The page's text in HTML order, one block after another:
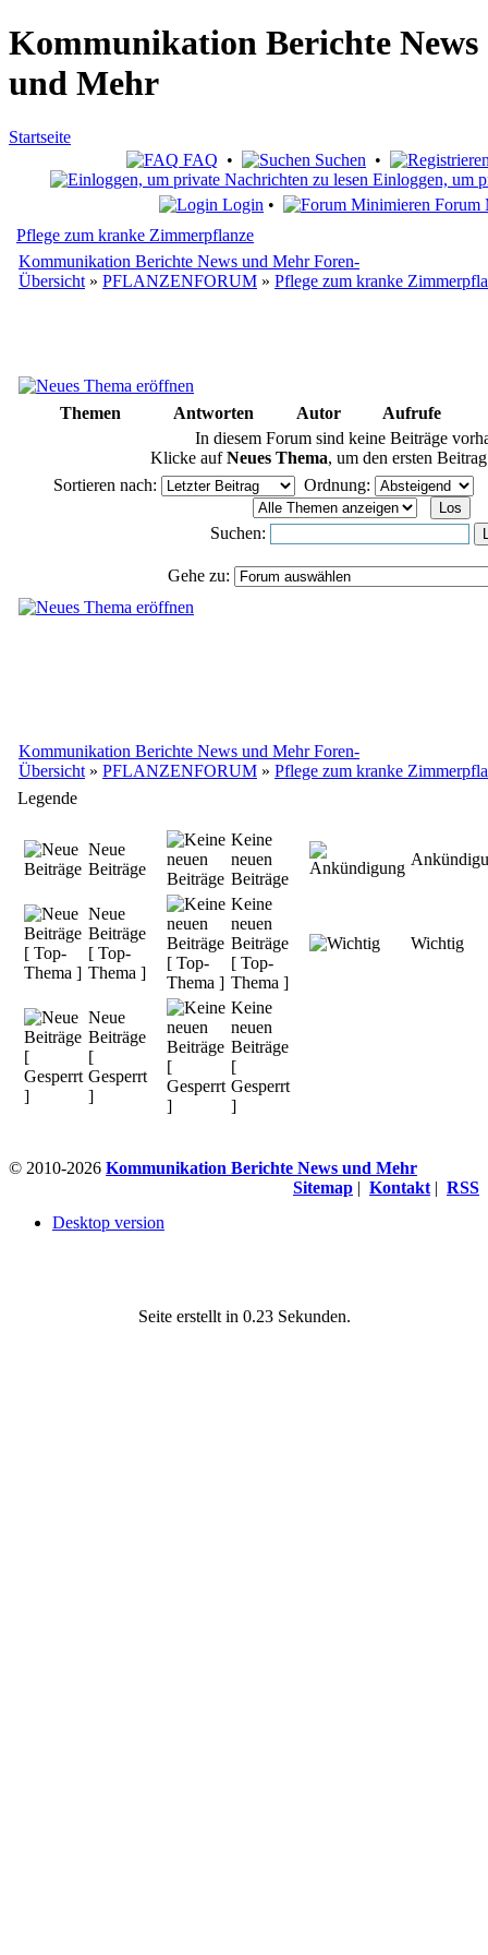
Kommunikation Berichte News
und Mehr
Startseite
FAQ • Suchen •
Einloggen, um
Login •
Forum
Pflege zum kranke Zimmerpflanze
Kommunikation Berichte News und Mehr Foren-
Übersicht » PFLANZENFORUM » Pflege zum kranke
Themen Antworten Autor
Aufrufe
In diesem Forum sind keine Beiträge
Klicke aufNeues Thema, um den ersten
Sortieren nach:
Ordnung:
Suchen:
Gehe zu:
Kommunikation Berichte News und Mehr Foren-
Übersicht » PFLANZENFORUM » Pflege zum kranke
Legende
Neue
Beiträge
Keine
neuen
Beiträge
Neue
Beiträge
[ Top-
Thema ]
Keine
neuen
Beiträge
[ Top-
Thema ]
Wichtig
Neue
Beiträge
[
Gesperrt
]
Keine
neuen
Beiträge
[
Gesperrt
]
© 2010-2026 Kommunikation Berichte News und Mehr
Sitemap | Kontakt | RSS
Desktop version
Seite erstellt in 0.23 Sekunden.